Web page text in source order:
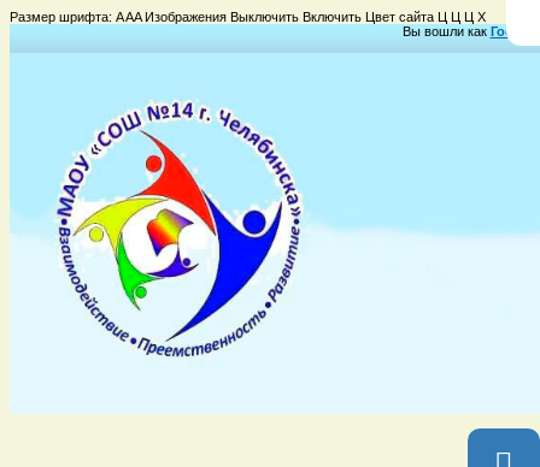
Размер шрифта: AAAИзображения Выключить Включить Цвет сайта Ц Ц Ц Х
Вы вошли как Гость